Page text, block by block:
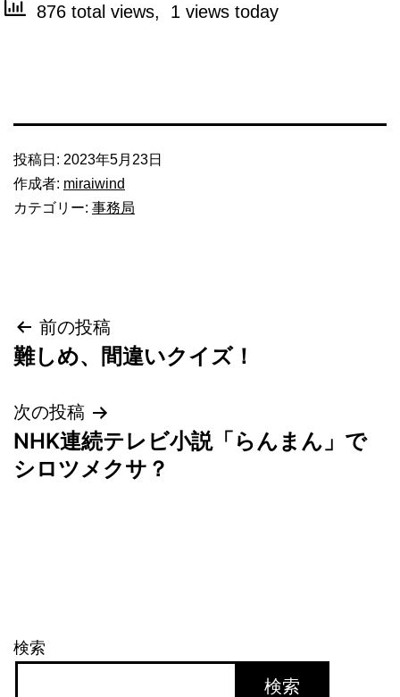
876 total views, 1 views today
投稿日: 2023年5月23日
作成者: miraiwind
カテゴリー: 事務局
投
稿
ナ
ビ
ン
前の投稿
難しめ、間違いクイズ！
次の投稿
NHK連続テレビ小説「らんまん」で
シロツメクサ？
検索
検索